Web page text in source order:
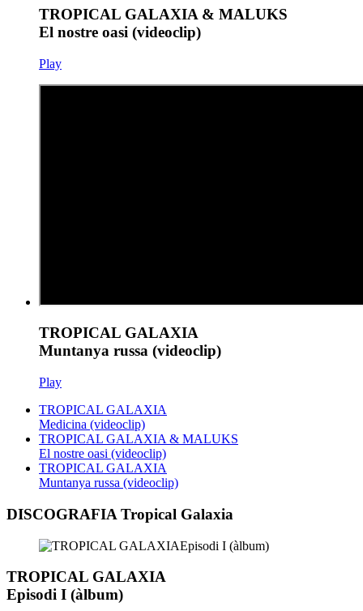
TROPICAL GALAXIA & MALUKS
El nostre oasi (videoclip)
Play
TROPICAL GALAXIA
Muntanya russa (videoclip)
Play
TROPICAL GALAXIA
Medicina (videoclip)
TROPICAL GALAXIA & MALUKS
El nostre oasi (videoclip)
TROPICAL GALAXIA
Muntanya russa (videoclip)
DISCOGRAFIA Tropical Galaxia
TROPICAL GALAXIA
Episodi I (àlbum)